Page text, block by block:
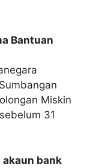
Bantuan
Miskin
31
akaun bank